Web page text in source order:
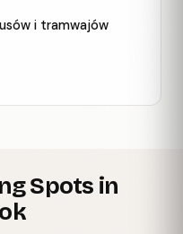
i tramwajów
Spots in